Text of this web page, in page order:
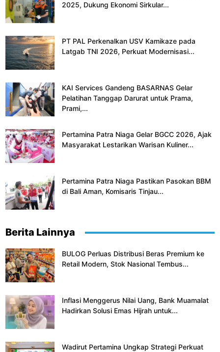
2025, Dukung Ekonomi Sirkular...
PT PAL Perkenalkan USV Kamikaze pada
Latgab TNI 2026, Perkuat Modernisasi...
KAI Services Gandeng BASARNAS Gelar
Pelatihan Tanggap Darurat untuk Prama,
Prami,...
Pertamina Patra Niaga Gelar BGCC 2026, Ajak
Masyarakat Lestarikan Warisan Kuliner...
Pertamina Patra Niaga Pastikan Pasokan BBM
di Bali Aman, Komisaris Tinjau...
Berita Lainnya
BULOG Perluas Distribusi Beras Premium ke
Retail Modern, Stok Nasional Tembus...
Inflasi Menggerus Nilai Uang, Bank Muamalat
Hadirkan Solusi Emas Hijrah untuk...
Wadirut Pertamina Ungkap Strategi Perkuat